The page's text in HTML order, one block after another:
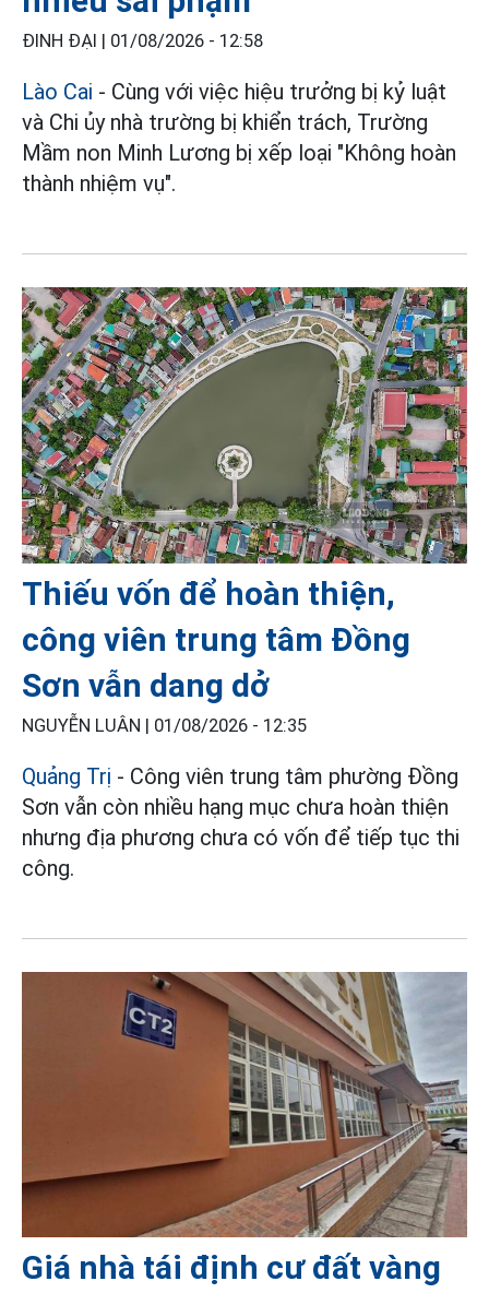
ĐINH ĐẠI | 01/08/2026 - 12:58
Lào Cai - Cùng với việc hiệu trưởng bị kỷ luật
và Chi ủy nhà trường bị khiển trách, Trường
Mầm non Minh Lương bị xếp loại "Không hoàn
thành nhiệm vụ".
Thiếu vốn để hoàn thiện,
công viên trung tâm Đồng
Sơn vẫn dang dở
NGUYỄN LUÂN | 01/08/2026 - 12:35
Quảng Trị - Công viên trung tâm phường Đồng
Sơn vẫn còn nhiều hạng mục chưa hoàn thiện
nhưng địa phương chưa có vốn để tiếp tục thi
công.
Giá nhà tái định cư đất vàng